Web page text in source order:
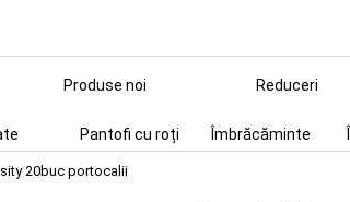
Produse noi Reduceri
Pantofi cu roți Îmbrăcăminte
20buc portocalii